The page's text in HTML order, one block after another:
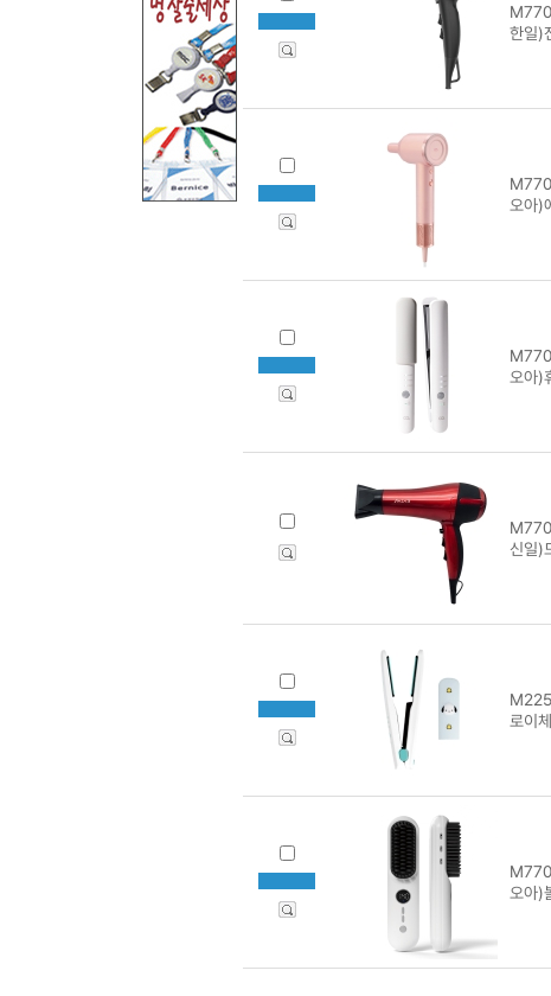
한일)
오아)
오아)
신일)
로이
오아)